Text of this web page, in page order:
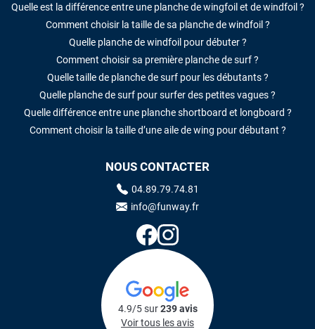
Quelle est la différence entre une planche de wingfoil et de windfoil ?
Comment choisir la taille de sa planche de windfoil ?
Quelle planche de windfoil pour débuter ?
Comment choisir sa première planche de surf ?
Quelle taille de planche de surf pour les débutants ?
Quelle planche de surf pour surfer des petites vagues ?
Quelle différence entre une planche shortboard et longboard ?
Comment choisir la taille d’une aile de wing pour débutant ?
NOUS CONTACTER
04.89.79.74.81
info@funway.fr
4.9/5 sur239 avis
Voir tous les avis